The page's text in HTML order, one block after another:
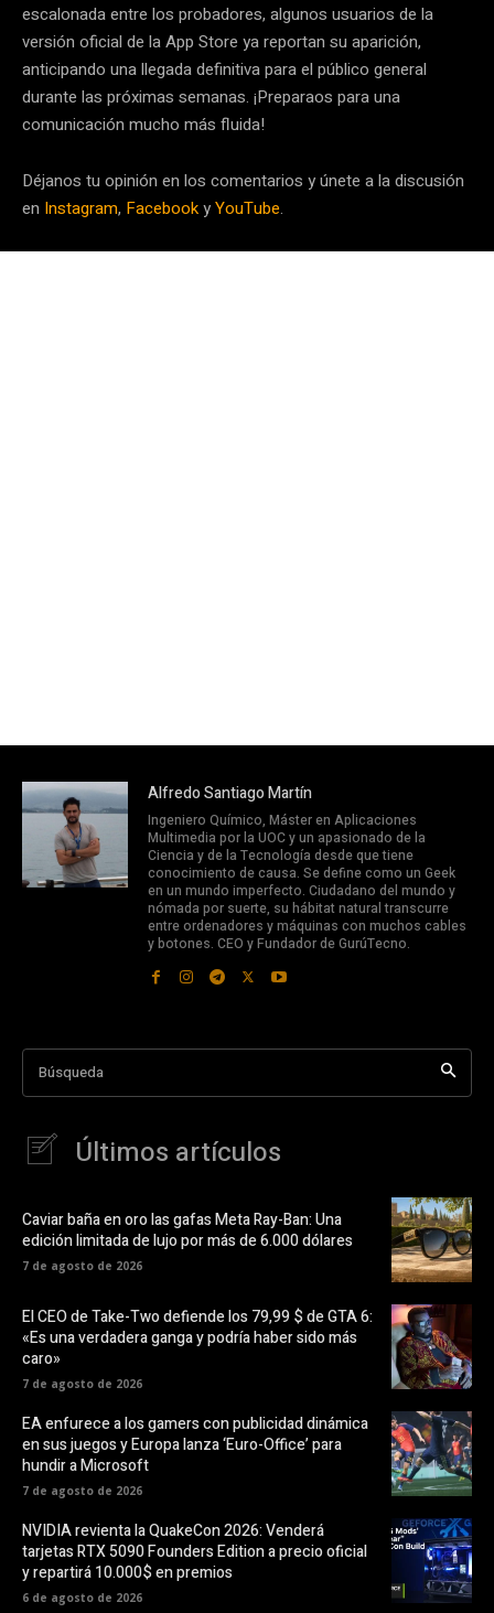
escalonada entre los probadores, algunos usuarios de la
versión oficial de la App Store ya reportan su aparición,
anticipando una llegada definitiva para el público general
durante las próximas semanas. ¡Preparaos para una
comunicación mucho más fluida!
Déjanos tu opinión en los comentarios y únete a la discusión
en Instagram, FacebookyYouTube.
Alfredo Santiago Martín
Ingeniero Químico, Máster en Aplicaciones
Multimedia por la UOC y un apasionado de la
Ciencia y de la Tecnología desde que tiene
conocimiento de causa. Se define como un Geek
en un mundo imperfecto. Ciudadano del mundo y
nómada por suerte, su hábitat natural transcurre
entre ordenadores y máquinas con muchos cables
y botones. CEO y Fundador de GurúTecno.
Búsqueda
Últimos artículos
Caviar baña en oro las gafas Meta Ray-Ban: Una
edición limitada de lujo por más de 6.000 dólares
7 de agosto de 2026
El CEO de Take-Two defiende los 79,99 $ de GTA 6:
«Es una verdadera ganga y podría haber sido más
caro»
7 de agosto de 2026
EA enfurece a los gamers con publicidad dinámica
en sus juegos y Europa lanza ‘Euro-Office’ para
hundir a Microsoft
7 de agosto de 2026
NVIDIA revienta la QuakeCon 2026: Venderá
tarjetas RTX 5090 Founders Edition a precio oficial
y repartirá 10.000$ en premios
6 de agosto de 2026